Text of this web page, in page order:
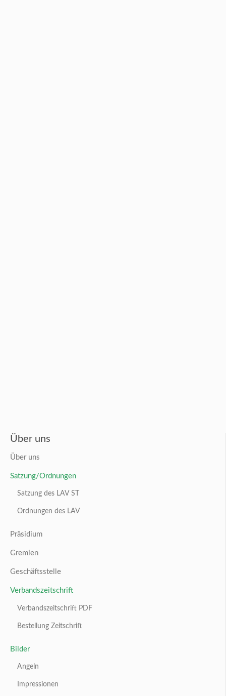
Über uns
Über uns
Satzung/Ordnungen
Satzung des LAV ST
Ordnungen des LAV
Präsidium
Gremien
Geschäftsstelle
Verbandszeitschrift
Verbandszeitschrift PDF
Bestellung Zeitschrift
Bilder
Angeln
Impressionen